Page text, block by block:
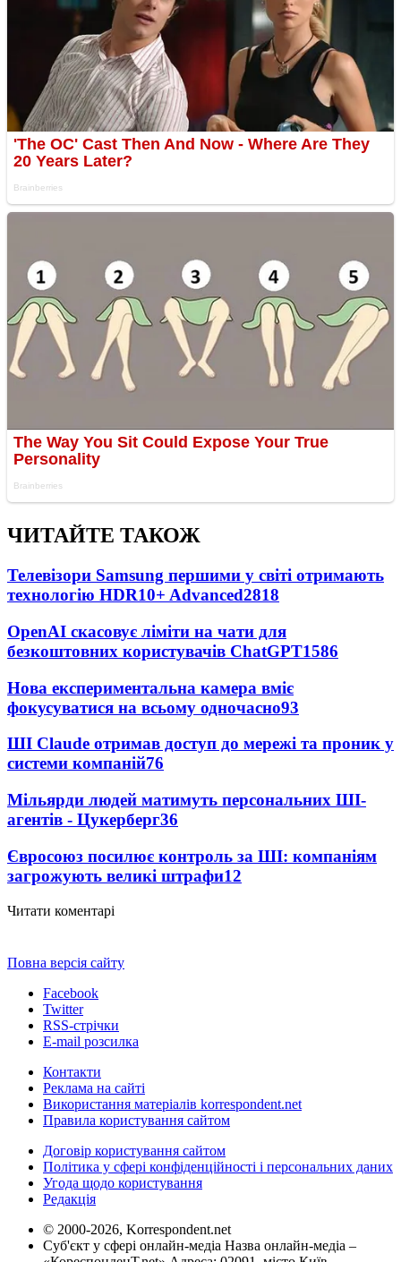
ЧИТАЙТЕ ТАКОЖ
Телевізори Samsung першими у світі отримають
технологію HDR10+ Advanced2818
OpenAI скасовує ліміти на чати для
безкоштовних користувачів ChatGPT1586
Нова експериментальна камера вміє
фокусуватися на всьому одночасно93
ШІ Claude отримав доступ до мережі та проник у
системи компаній76
Мільярди людей матимуть персональних ШІ-
агентів - Цукерберг36
Євросоюз посилює контроль за ШІ: компаніям
загрожують великі штрафи12
Читати коментарі
Повна версія сайту
Facebook
Twitter
RSS-стрічки
E-mail розсилка
Контакти
Реклама на сайті
Використання матеріалів korrespondent.net
Правила користування сайтом
Договір користування сайтом
Політика у сфері конфіденційності і персональних даних
Угода щодо користування
Редакція
© 2000-2026, Korrespondent.net
Суб'єкт у сфері онлайн-медіа Назва онлайн-медіа –